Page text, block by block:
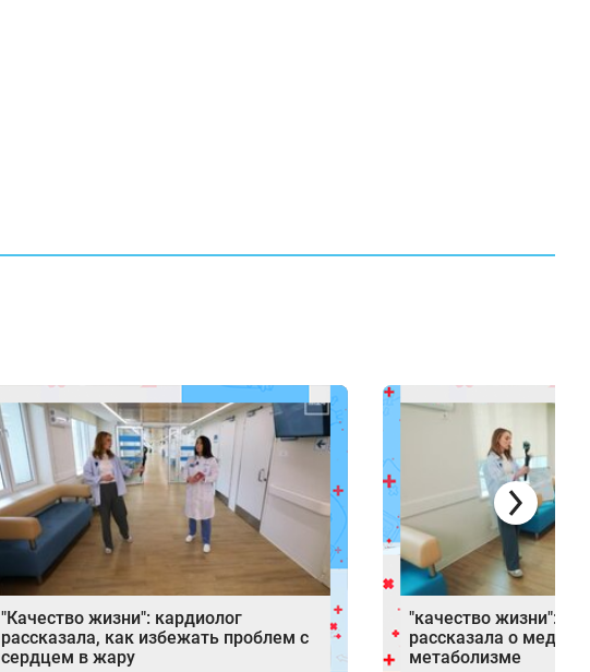
"Качество жизни": кардиолог
рассказала, как избежать проблем с
сердцем в жару
"качество жизни":
рассказала о
метаболизме